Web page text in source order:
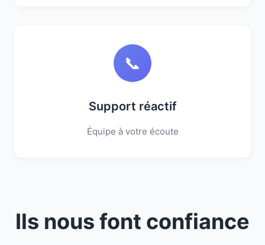
📞
Support réactif
Équipe à votre écoute
Ils nous font confiance